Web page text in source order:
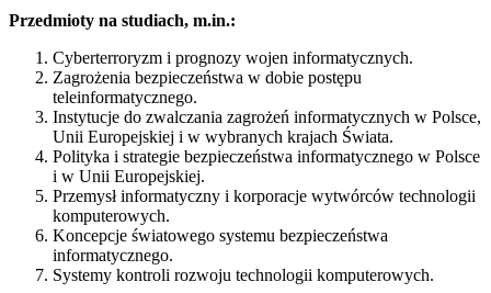
Przedmioty na studiach, m.in.:
Cyberterroryzm i prognozy wojen informatycznych.
Zagrożenia bezpieczeństwa w dobie postępu
teleinformatycznego.
Instytucje do zwalczania zagrożeń informatycznych w Polsce,
Unii Europejskiej i w wybranych krajach Świata.
Polityka i strategie bezpieczeństwa informatycznego w Polsce
i w Unii Europejskiej.
Przemysł informatyczny i korporacje wytwórców technologii
komputerowych.
Koncepcje światowego systemu bezpieczeństwa
informatycznego.
Systemy kontroli rozwoju technologii komputerowych.